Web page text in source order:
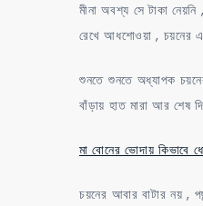
মীনা অবশ্য সে টাকা
রেখে আধশোওয়া , চয়নের
শুনতে শুনতে অধ্যাপক
বাঁড়ায় হাত মারা আর শেষ
মা বোনের ভোদায় কিভাবে
চয়নের আবার বাটার নয় ,